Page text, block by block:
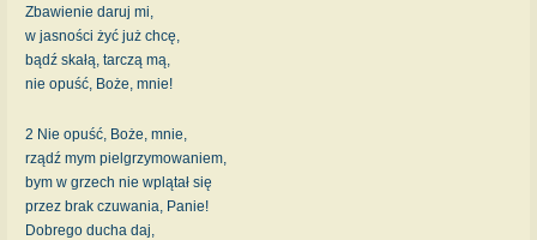
Zbawienie daruj mi,
w jasności żyć już chcę,
bądź skałą, tarczą mą,
nie opuść, Boże, mnie!
2 Nie opuść, Boże, mnie,
rządź mym pielgrzymowaniem,
bym w grzech nie wplątał się
przez brak czuwania, Panie!
Dobrego ducha daj,